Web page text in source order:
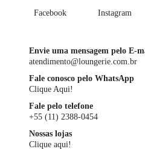
Facebook Instagram
Envie uma mensagem pelo E-
atendimento@loungerie.com.br
Fale conosco pelo WhatsApp
Clique Aqui!
Fale pelo telefone
+55 (11) 2388-0454
Nossas lojas
Clique aqui!